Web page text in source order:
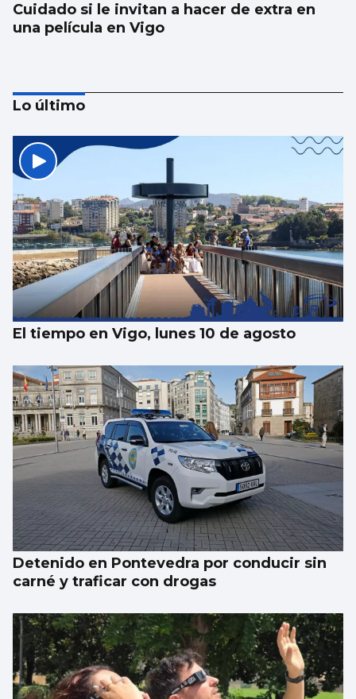
Cuidado si le invitan a hacer de extra en
una película en Vigo
El Puerto pone en marcha el cambio del
“skyline” de Guixar
Lo último
El tiempo en Vigo, lunes 10 de agosto
Detenido en Pontevedra por conducir sin
carné y traficar con drogas